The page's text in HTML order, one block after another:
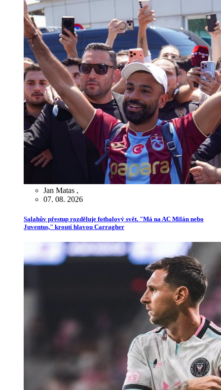
Jan Matas ,
07. 08. 2026
Salahův přestup rozděluje fotbalový svět. "Má na AC Milán nebo
Juventus," kroutí hlavou Carragher